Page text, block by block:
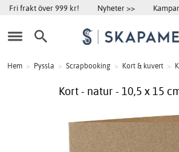
Fri frakt över 999 kr! Nyheter >>
Hem > Pyssla > Scrapbooking > Kort & kuvert >
Kort - natur - 10,5 x 15